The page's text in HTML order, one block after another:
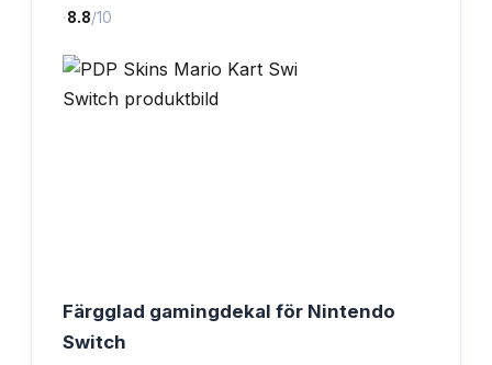
·8.8/10
Färgglad gamingdekal för Nintendo
Switch